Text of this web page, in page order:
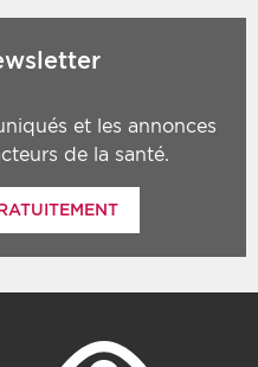
et les annonces
de la santé.